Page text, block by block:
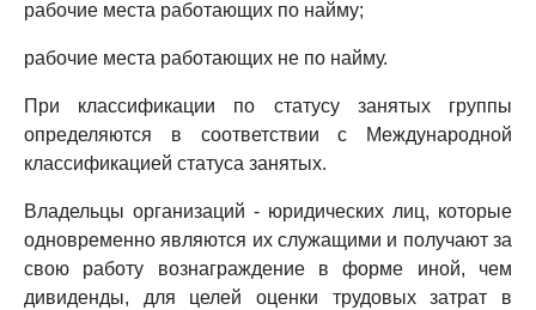
рабочие места работающих по найму;
рабочие места работающих не по найму.
При классификации по статусу занятых группы
определяются в соответствии с Международной
классификацией статуса занятых.
Владельцы организаций - юридических лиц, которые
одновременно являются их служащими и получают за
свою работу вознаграждение в форме иной, чем
дивиденды, для целей оценки трудовых затрат в